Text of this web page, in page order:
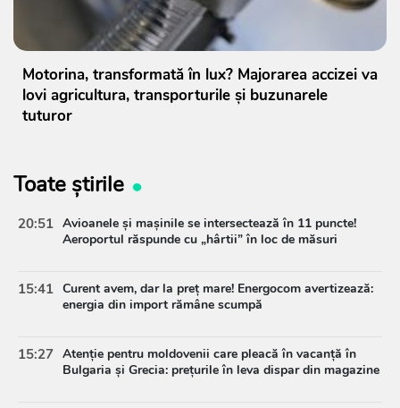
Motorina, transformată în lux? Majorarea accizei va
lovi agricultura, transporturile și buzunarele
tuturor
Toate știrile
20:51 Avioanele și mașinile se intersectează în 11 puncte!
Aeroportul răspunde cu „hârtii” în loc de măsuri
15:41 Curent avem, dar la preț mare! Energocom avertizează:
energia din import rămâne scumpă
15:27 Atenție pentru moldovenii care pleacă în vacanță în
Bulgaria și Grecia: prețurile în leva dispar din magazine